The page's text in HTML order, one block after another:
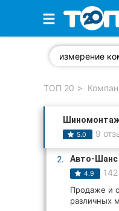
Избранные
Стоматологии
Частные клиники
Ветеринарные
Автошколы
ТОП 20
5.0 9
2. Авто-Шанс
4.9
Продаже и
различных